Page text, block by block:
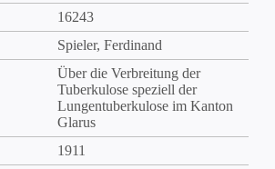
16243
Spieler, Ferdinand
Über die Verbreitung der
Tuberkulose speziell der
Lungentuberkulose im Kanton
Glarus
1911